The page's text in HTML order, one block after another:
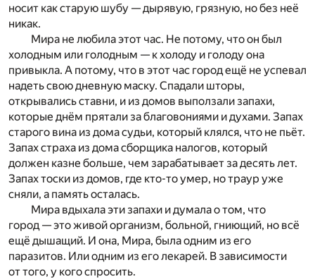
носит как старую шубу — дырявую, грязную, но без неё
никак.
Мира не любила этот час. Не потому, что он был
холодным или голодным — к холоду и голоду она
привыкла. А потому, что в этот час город ещё не успевал
надеть свою дневную маску. Спадали шторы,
открывались ставни, и из домов выползали запахи,
которые днём прятали за благовониями и духами. Запах
старого вина из дома судьи, который клялся, что не пьёт.
Запах страха из дома сборщика налогов, который
должен казне больше, чем зарабатывает за десять лет.
Запах тоски из домов, где кто-то умер, но траур уже
сняли, а память осталась.
Мира вдыхала эти запахи и думала о том, что
город — это живой организм, больной, гниющий, но всё
ещё дышащий. И она, Мира, была одним из его
паразитов. Или одним из его лекарей. В зависимости
от того, у кого спросить.